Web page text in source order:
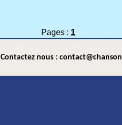
Pages : 1
Contactez nous :